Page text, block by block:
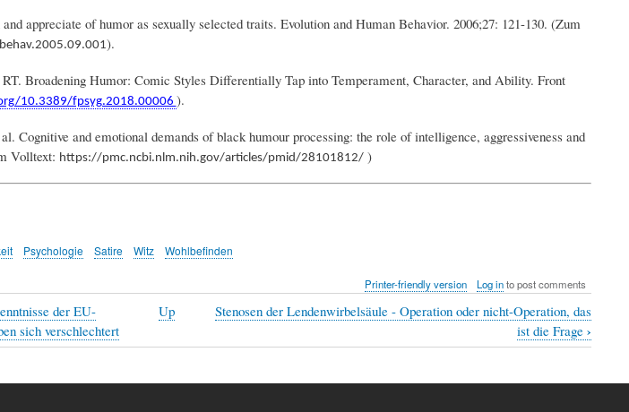
appreciate of humor as sexually selected traits. Evolution and Human Behavior. 2006;27: 121-130. (Zum
).
Broadening Humor: Comic Styles Differentially Tap into Temperament, Character, and Ability. Front
10.3389/fpsyg.2018.00006 ).
Cognitive and emotional demands of black humour processing: the role of intelligence, aggressiveness and
Volltext: https://pmc.ncbi.nlm.nih.gov/articles/pmid/28101812/)
Psychologie Satire Witz Wohlbefinden
Printer-friendly version Log into post comments
der EU-
sich verschlechtert
Up
Stenosen der Lendenwirbelsäule - Operation oder nicht-Operation, das
ist die Frage ›